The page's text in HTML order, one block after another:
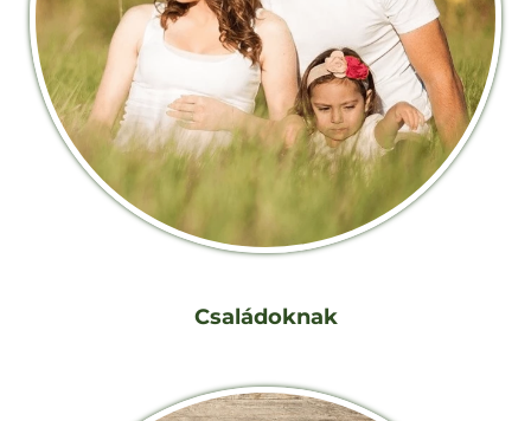
Családoknak